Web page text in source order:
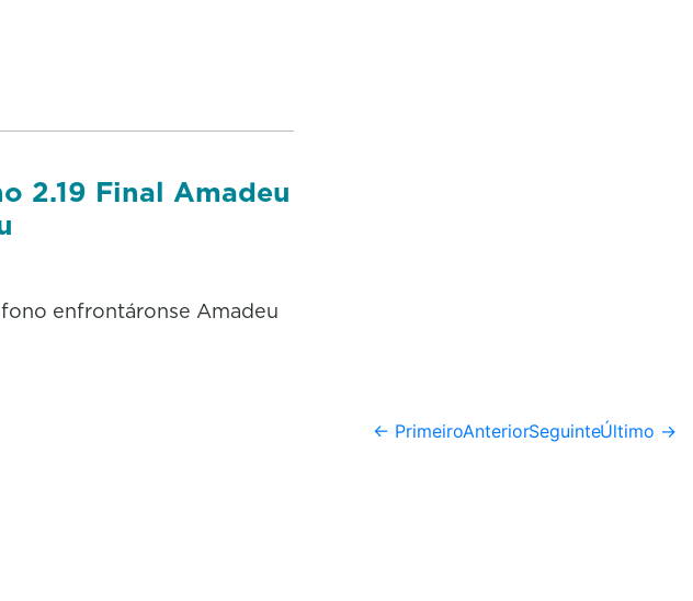
2.19 Final Amadeu
enfrontáronse Amadeu
← PrimeiroAnteriorSeguinteÚltimo →